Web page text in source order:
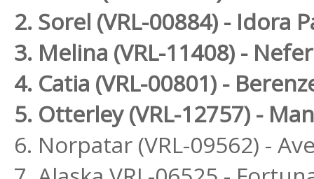
2. Sorel (VRL-00884) - Idora
3. Melina (VRL-11408) -
4. Catia (VRL-00801) -
5. Otterley (VRL-12757) -
6. Norpatar (VRL-09562) -